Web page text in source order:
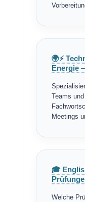
🌍⚡
Energie
Teams
Meetings
🎓
Welche